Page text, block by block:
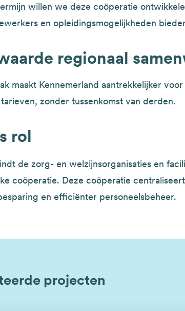
willen we deze coöperatie
en opleidingsmogelijkheden
regionaal
maakt Kennemerland aantrekkelijker
zonder tussenkomst van derden.
rol
de zorg- en welzijnsorganisaties en
coöperatie. Deze coöperatie
en efficiënter personeelsbeheer.
projecten